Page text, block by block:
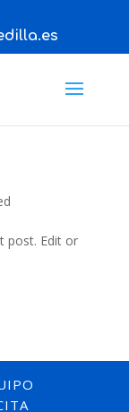
post. Edit or